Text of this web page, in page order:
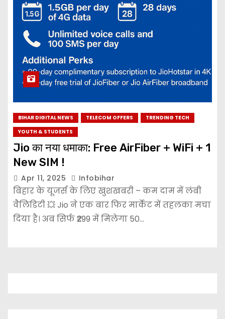
BIHAR DIGITAL NEWS TELECOM OFFERS
TRENDING TECH
YOUTH & STUDENTS
Jio का नया धमाका: Free AirFiber + WiFi + 1
New SIM !
Apr 11, 2025 Infobihar
बिहार के यूजर्स के लिए खुशखबरी – कम दाम में लंबी
वैलिडिटी 💥 Jio ने एक बार फिर मार्केट में तहलका मचा
दिया है। अब सिर्फ ₹299 में मिलेगा 50…